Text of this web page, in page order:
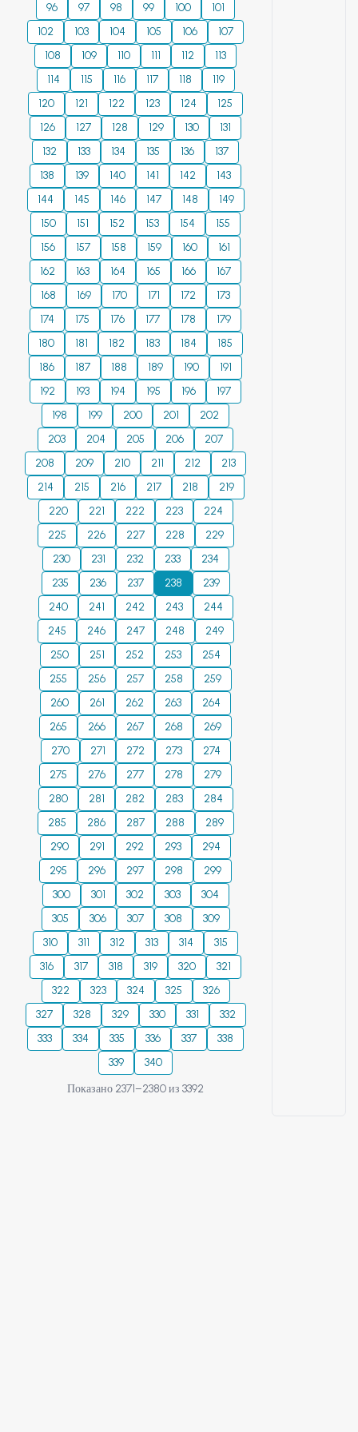
96
97 98 99 100
101
102
103 104 105 106
107
108
109 110 111 112
113
114
115 116 117 118
119
120
121 122 123 124
125
126
127 128 129 130
131
132
133 134 135 136
137
138
139 140 141 142
143
144
145 146 147 148
149
150
151 152 153 154
155
156
157 158 159 160
161
162
163 164 165 166
167
168
169 170 171 172
173
174
175 176 177 178
179
180
181 182 183 184
185
186
187 188 189 190
191
192
193 194 195 196
197
198
199 200 201
202
203
204 205 206
207
208
209 210 211 212
213
214
215 216 217 218
219
220
221 222 223
224
225
226 227 228
229
230
231 232 233
234
235
236 237 238
239
240
241 242 243
244
245
246 247 248
249
250
251 252 253
254
255
256 257 258
259
260
261 262 263
264
265
266 267 268
269
270
271 272 273
274
275
276 277 278
279
280
281 282 283
284
285
286 287 288
289
290
291 292 293
294
295
296 297 298
299
300
301 302 303
304
305
306 307 308
309
310
311 312 313 314
315
316
317 318 319 320
321
322
323 324 325
326
327
328 329 330 331
332
333
334 335 336 337
338
339
340
Показано 2371–2380 из 3392